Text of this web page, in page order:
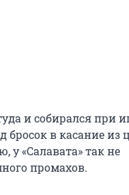
и собирался при
бросок в касание из
у «Салавата» так не
промахов.